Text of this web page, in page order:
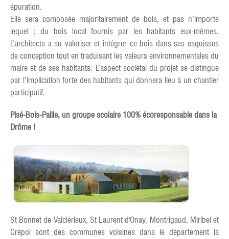
épuration.
Elle sera composée majoritairement de bois, et pas n’importe
lequel ; du bois local fournis par les habitants eux-mêmes.
L’architecte a su valoriser et intégrer ce bois dans ses esquisses
de conception tout en traduisant les valeurs environnementales du
maire et de ses habitants. L’aspect sociétal du projet se distingue
par l’implication forte des habitants qui donnera lieu à un chantier
participatif.
Pisé-Bois-Paille, un groupe scolaire 100% écoresponsable dans la
Drôme !
St Bonnet de Valclérieux, St Laurent d'Onay, Montrigaud, Miribel et
Crépol sont des communes voisines dans le département la